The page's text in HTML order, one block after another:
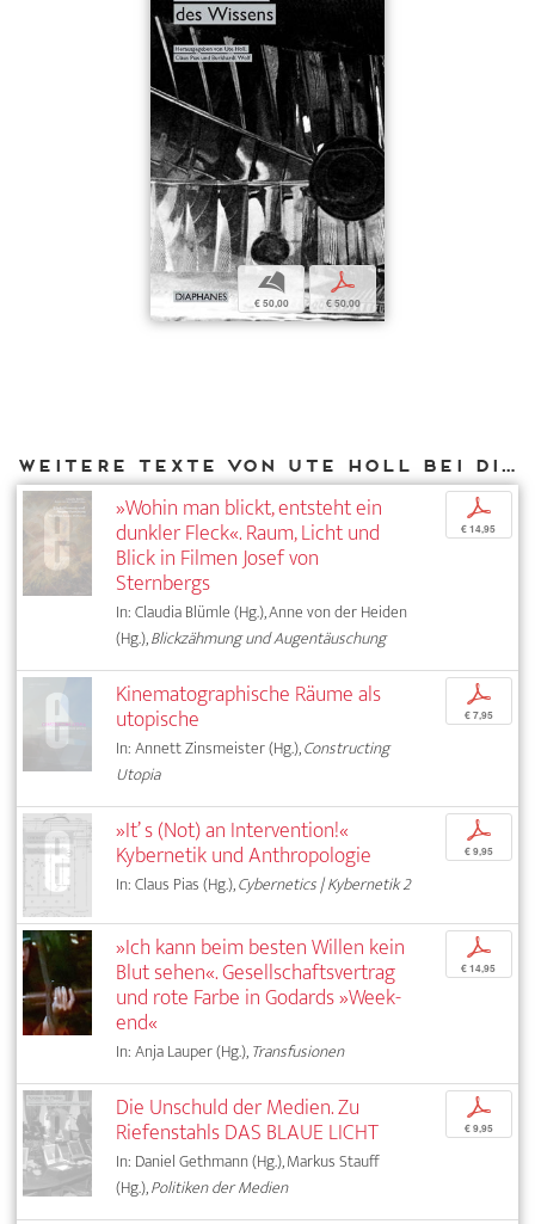
b
€ 50,00
p
€ 50,00
Weitere Texte von Ute Holl bei DIAPHANES
»Wohin man blickt, entsteht ein
dunkler Fleck«. Raum, Licht und
Blick in Filmen Josef von
Sternbergs
In: Claudia Blümle (Hg.), Anne von der Heiden
(Hg.),Blickzähmung und Augentäuschung
p
€ 14,95
Kinematographische Räume als
utopische
In: Annett Zinsmeister (Hg.),Constructing
Utopia
p
€ 7,95
»It’ s (Not) an Intervention!«
Kybernetik und Anthropologie
In: Claus Pias (Hg.),Cybernetics | Kybernetik 2
p
€ 9,95
»Ich kann beim besten Willen kein
Blut sehen«. Gesellschaftsvertrag
und rote Farbe in Godards »Week-
end«
In: Anja Lauper (Hg.),Transfusionen
p
€ 14,95
Die Unschuld der Medien. Zu
Riefenstahls DAS BLAUE LICHT
In: Daniel Gethmann (Hg.), Markus Stauff
(Hg.),Politiken der Medien
p
€ 9,95